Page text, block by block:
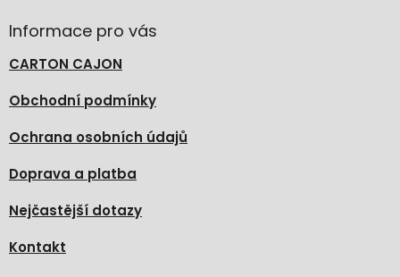
Informace pro vás
CARTON CAJON
Obchodní podmínky
Ochrana osobních údajů
Doprava a platba
Nejčastější dotazy
Kontakt